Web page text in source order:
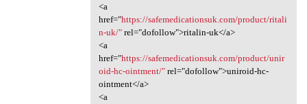
<a
href="https://safemedicationsuk.com/product/ritali
n-uk/"rel="dofollow">ritalin-uk</a>
<a
href="https://safemedicationsuk.com/product/unir
oid-hc-ointment/"rel="dofollow">uniroid-hc-
ointment</a>
<a